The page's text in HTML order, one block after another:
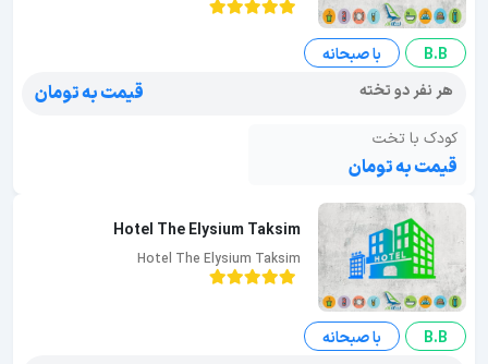
B.B
با صبحانه
هر نفر دو تخته
قیمت به تومان
کودک با تخت
قیمت به تومان
Hotel The Elysium Taksim
Hotel The Elysium Taksim
B.B
با صبحانه